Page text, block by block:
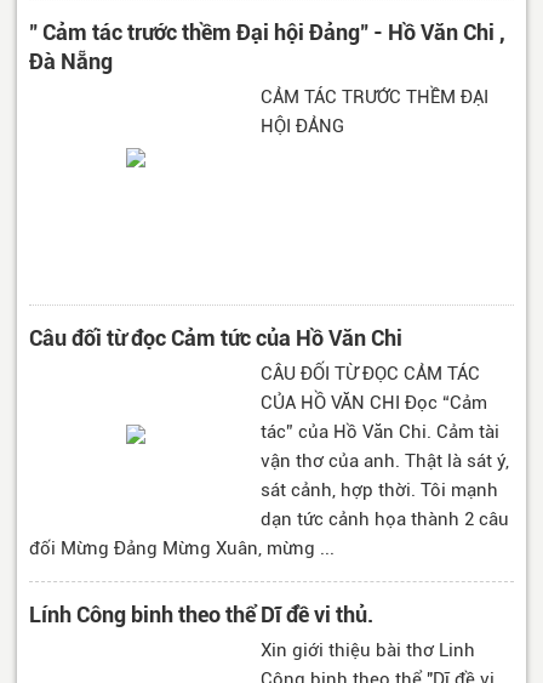
" Cảm tác trước thềm Đại hội Đảng" - Hồ Văn Chi ,
Đà Nẵng
CẢM TÁC TRƯỚC THỀM ĐẠI
HỘI ĐẢNG
Câu đối từ đọc Cảm tức của Hồ Văn Chi
CÂU ĐỐI TỪ ĐỌC CẢM TÁC
CỦA HỒ VĂN CHI Đọc “Cảm
tác” của Hồ Văn Chi. Cảm tài
vận thơ của anh. Thật là sát ý,
sát cảnh, hợp thời. Tôi mạnh
dạn tức cảnh họa thành 2 câu
đối Mừng Đảng Mừng Xuân, mừng ...
Lính Công binh theo thể Dĩ đề vi thủ.
Xin giới thiệu bài thơ Linh